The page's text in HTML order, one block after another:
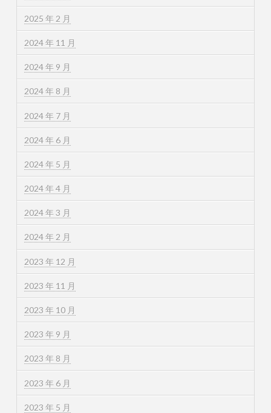
2025 年 2 月
2024 年 11 月
2024 年 9 月
2024 年 8 月
2024 年 7 月
2024 年 6 月
2024 年 5 月
2024 年 4 月
2024 年 3 月
2024 年 2 月
2023 年 12 月
2023 年 11 月
2023 年 10 月
2023 年 9 月
2023 年 8 月
2023 年 6 月
2023 年 5 月